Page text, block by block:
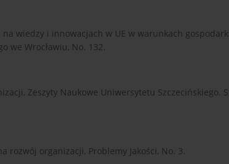
wiedzy i innowacjach w UE w warunkach gospodarki
we Wrocławiu, No. 132.
Zeszyty Naukowe Uniwersytetu Szczecińskiego.
rozwój organizacji, Problemy Jakości, No. 3.